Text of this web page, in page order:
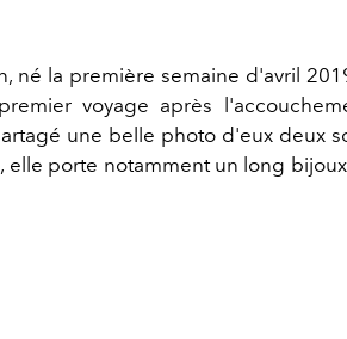
né la première semaine d'avril
voyage après
une belle photo d'eux deux
elle porte notamment un long